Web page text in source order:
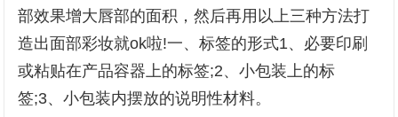
部效果增大唇部的面积，然后再用以上三种方法打
造出面部彩妆就ok啦!一、标签的形式1、必要印刷
或粘贴在产品容器上的标签;2、小包装上的标
签;3、小包装内摆放的说明性材料。